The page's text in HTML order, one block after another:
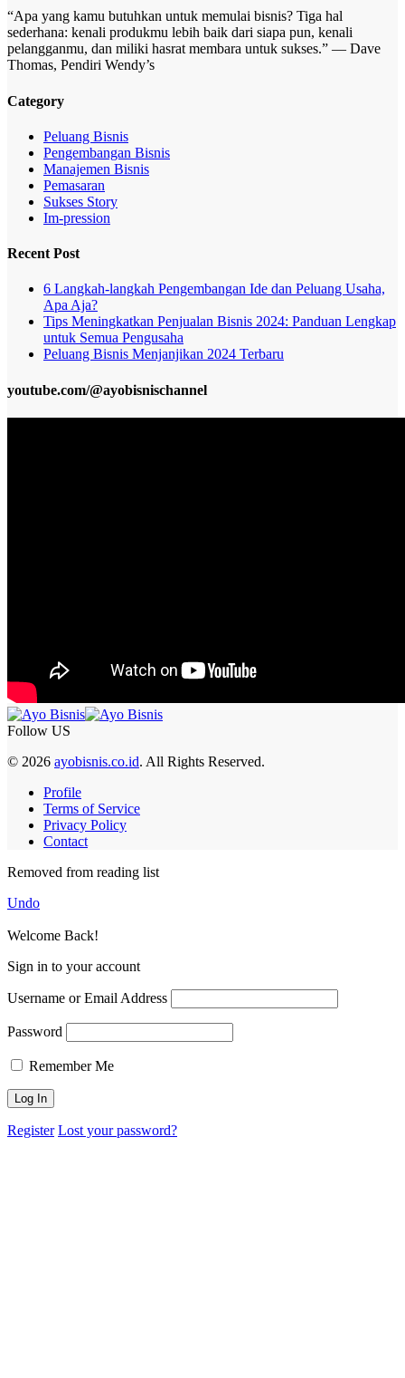
“Apa yang kamu butuhkan untuk memulai bisnis? Tiga hal
sederhana: kenali produkmu lebih baik dari siapa pun, kenali
pelangganmu, dan miliki hasrat membara untuk sukses.” — Dave
Thomas, Pendiri Wendy’s
Category
Peluang Bisnis
Pengembangan Bisnis
Manajemen Bisnis
Pemasaran
Sukses Story
Im-pression
Recent Post
6 Langkah-langkah Pengembangan Ide dan Peluang Usaha,
Apa Aja?
Tips Meningkatkan Penjualan Bisnis 2024: Panduan Lengkap
untuk Semua Pengusaha
Peluang Bisnis Menjanjikan 2024 Terbaru
youtube.com/@ayobisnischannel
Follow US
© 2026 ayobisnis.co.id. All Rights Reserved.
Profile
Terms of Service
Privacy Policy
Contact
Removed from reading list
Undo
Welcome Back!
Sign in to your account
Username or Email Address
Password
Remember Me
Register Lost your password?